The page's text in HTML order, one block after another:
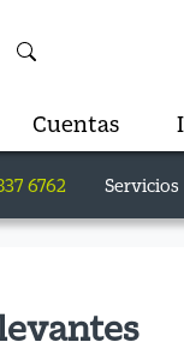
Cuentas
6762 Servicios